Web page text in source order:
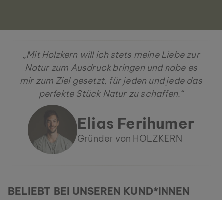
„Mit Holzkern will ich stets meine Liebe zur
Natur zum Ausdruck bringen und habe es
mir zum Ziel gesetzt, für jeden und jede das
perfekte Stück Natur zu schaffen.“
Elias Ferihumer
Gründer von HOLZKERN
BELIEBT BEI UNSEREN KUND*INNEN